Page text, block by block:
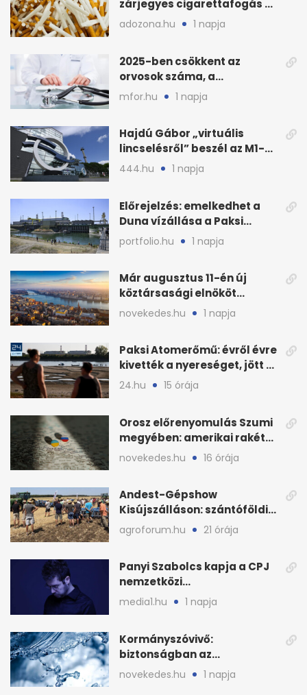
zárjegyes cigarettafogás az
M1-esen
adozona.hu 1 napja
2025-ben csökkent az
orvosok száma, a
háziorvosokra még több
mfor.hu 1 napja
Hajdú Gábor „virtuális
lincselésről” beszél az M1-
ből kirúgása után
444.hu 1 napja
Előrejelzés: emelkedhet a
Duna vízállása a Paksi
Atomerőműnél
portfolio.hu 1 napja
Már augusztus 11-én új
köztársasági elnököt
választhat az Országgyűlés
novekedes.hu 1 napja
Paksi Atomerőmű: évről évre
kivették a nyereséget, jött a
baj
24.hu 15 órája
Orosz előrenyomulás Szumi
megyében: amerikai rakéták
is zsákmányként
novekedes.hu 16 órája
Andest-Gépshow
Kisújszálláson: szántóföldi
bemutató 2026. augusztus
12-én
agroforum.hu 21 órája
Panyi Szabolcs kapja a CPJ
nemzetközi
sajtószabadság-díját
media1.hu 1 napja
Kormányszóvivő:
biztonságban az
ivóvízkészlet, nincs
stratégiai vízhiány
novekedes.hu 1 napja